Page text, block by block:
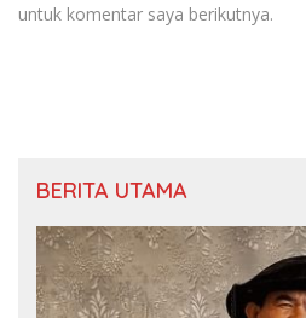
untuk komentar saya berikutnya.
BERITA UTAMA